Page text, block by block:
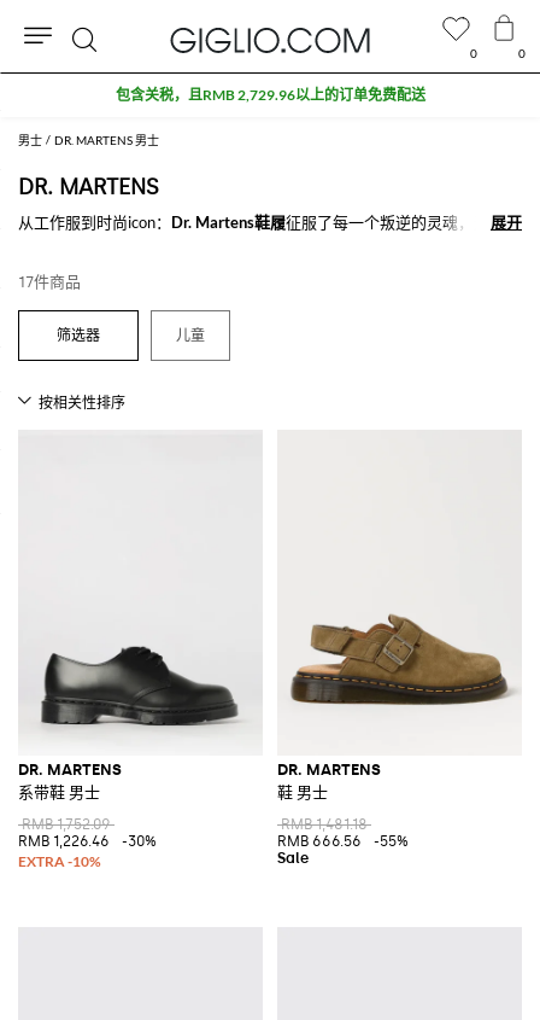
男士 DR. MARTENS 男士
DR. MARTENS
从工作服到时尚icon： Dr. Martens鞋履征服了每一个叛逆的灵魂，这都归
示个人魅力。
但Dr. Martens鞋履不光只是时尚偶像：所使用的真皮和舒适的鞋型比例
使其成为百搭且不可替换的必备单品。这个英国品牌的最初的一些款式灵
鞋履系列并购买你最爱的那款，满500€免费
展开
展开
17件商品
儿童
DR. MARTENS
系带鞋 男士
RMB 1,752.09
RMB 1,226.46
-30%
DR. MARTENS
鞋 男士
RMB 1,481.18
RMB 666.56
-55%
0 0
包含关税，且RMB 2,729.96以上的订单免费配送